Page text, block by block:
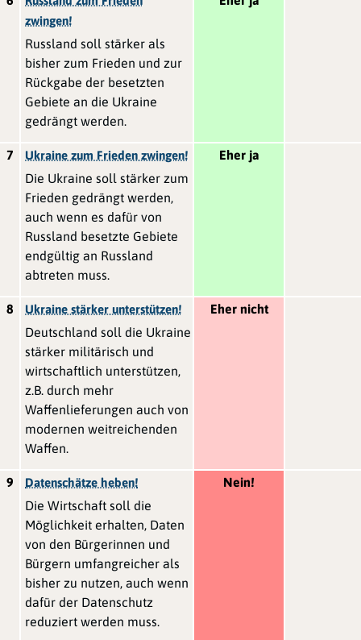
zwingen!
Russland soll stärker als
bisher zum Frieden und zur
Rückgabe der besetzten
Gebiete an die Ukraine
gedrängt werden.
7 Ukraine zum Frieden zwingen!
Die Ukraine soll stärker zum
Frieden gedrängt werden,
auch wenn es dafür von
Russland besetzte Gebiete
endgültig an Russland
abtreten muss.
Eher ja
8 Ukraine stärker unterstützen!
Deutschland soll die Ukraine
stärker militärisch und
wirtschaftlich unterstützen,
z.B. durch mehr
Waffenlieferungen auch von
modernen weitreichenden
Waffen.
Eher nicht
9 Datenschätze heben!
Die Wirtschaft soll die
Möglichkeit erhalten, Daten
von den Bürgerinnen und
Bürgern umfangreicher als
bisher zu nutzen, auch wenn
dafür der Datenschutz
reduziert werden muss.
Nein!